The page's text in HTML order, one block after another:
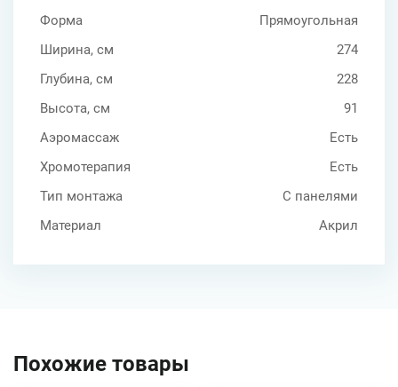
Форма
Прямоугольная
Ширина, см
274
Глубина, см
228
Высота, см
91
Аэромассаж
Есть
Хромотерапия
Есть
Тип монтажа
С панелями
Материал
Акрил
Похожие товары